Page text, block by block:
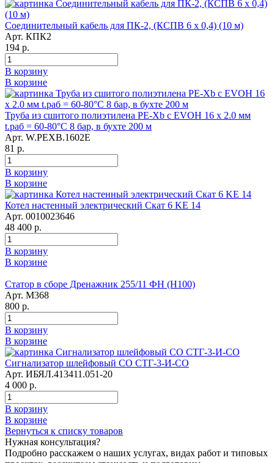
Соединительный кабель для ПК-2, (КСПВ 6 х 0,4) (10 м)
Арт. КПК2
194 р.
В корзину
В корзине
Труба из сшитого полиэтилена PE-Xb с EVOH 16 x 2.0 мм
t.раб = 60-80°C 8 бар, в бухте 200 м
Арт. W.PEXB.1602E
81 р.
В корзину
В корзине
Котел настенный электрический Скат 6 KE 14
Арт. 0010023646
48 400 р.
В корзину
В корзине
Статор в сборе Дренажник 255/11 ФН (Н100)
Арт. М368
800 р.
В корзину
В корзине
Сигнализатор шлейфовый СО СТГ-3-И-СО
Арт. ИБЯЛ.413411.051-20
4 000 р.
В корзину
В корзине
Вернуться к списку товаров
Нужная консультация?
Подробно расскажем о наших услугах, видах работ и типовых